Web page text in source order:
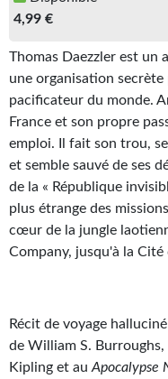
Gratuit
Sans DRM
BIFROST
Tous les numéros
En numérique
S'abonner
Les critiques
Le prix des lecteurs
GOODIES
4,99 €
Thomas Daezzler est un
une organisation
pacificateur du monde.
France et son propre
emploi. Il fait son trou,
et semble sauvé de ses
de la « République
plus étrange des
cœur de la jungle
Company, jusqu'à la Cité
Récit de voyage
de William S. Burroughs,
Kipling et au Apocalypse